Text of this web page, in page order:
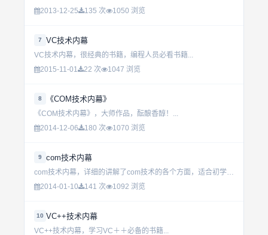
2013-12-25
135 次 1050 浏览
7 VC技术内幕
VC技术内幕，很经典的书籍，编程人员必看书籍...
2015-11-01
22 次 1047 浏览
8 《COM技术内幕》
《COM技术内幕》，大师作品，酝酿香醇！...
2014-12-06
180 次 1070 浏览
9 com技术内幕
com技术内幕，详细的讲解了com技术的各个方面，适合初学者和有一定com基础的人...
2014-01-10
141 次 1092 浏览
10 VC++技术内幕
VC++技术内幕，学习VC＋＋必备的书籍...